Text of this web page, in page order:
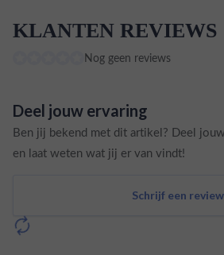
KLANTEN REVIEWS
Nog geen reviews
Deel jouw ervaring
Ben jij bekend met dit artikel? Deel
en laat weten wat jij er van vindt!
Schrijf een review